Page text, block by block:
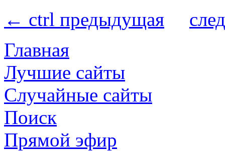
← ctrl предыдущая
Главная
Лучшие сайты
Случайные сайты
Поиск
Прямой эфир